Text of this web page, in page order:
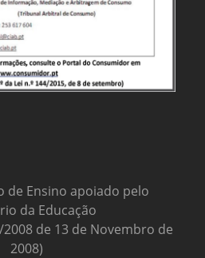
de Ensino apoiado pelo
da Educação
de 13 de Novembro de
2008)